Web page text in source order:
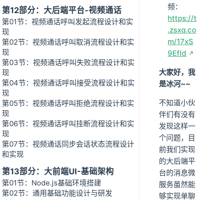
第12部分：大后端平台-视频通话
第01节：视频通话呼叫发起流程设计和实
现
第02节：视频通话呼叫取消流程设计和实
现
第03节：视频通话呼叫失败流程设计和实
现
第04节：视频通话呼叫接受流程设计和实
现
第05节：视频通话呼叫拒绝流程设计和实
现
第06节：视频通话呼叫挂断流程设计和实
现
第07节：视频通话同步会话状态流程设计
和实现
第13部分：大前端UI-基础架构
第01节：Node.js基础环境搭建
第02节：通用基础功能设计与研发
频：
https://t
.zsxq.co
m/17xS
9Efld
大家好，我
是冰河~~
不知道小伙
伴们有没有
发现这样一
个问题，目
前我们实现
的大后端平
台的消息微
服务虽然能
够实现单聊